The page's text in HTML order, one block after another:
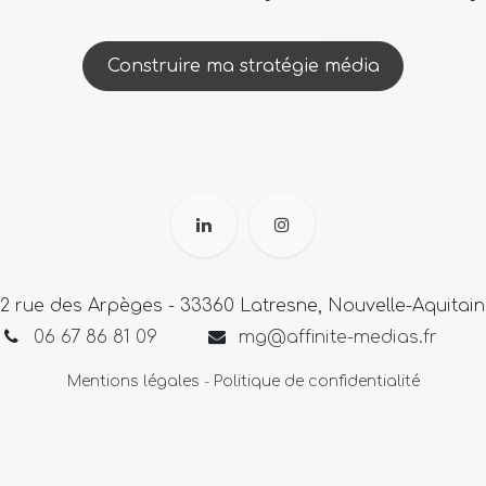
Construire ma stratégie média
rue des Arpèges - 33360 Latresne, Nouvelle-
06 67 86 81 09
mg@affinite-medias.fr
Mentions légales - Politique de confidentialité